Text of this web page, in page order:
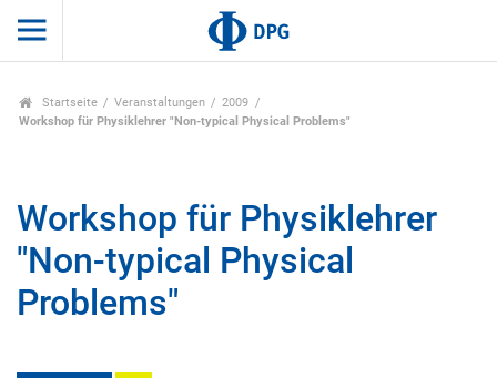
Startseite Veranstaltungen
2009
Workshop für Physiklehrer "Non-typical Physical Problems"
Workshop für Physiklehrer
"Non-typical Physical
Problems"